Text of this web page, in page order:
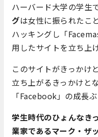
ハーバード大学の学生
グは女性に振られたこ
ハッキングし「
用したサイトを立ち上
このサイトがきっかけ
立ち上がるきっかけと
「Facebook」の成長
学生時代のひょんなき
業家であるマーク・ザ